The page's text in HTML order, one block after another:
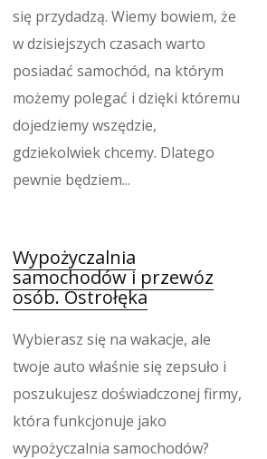
się przydadzą. Wiemy bowiem, że
w dzisiejszych czasach warto
posiadać samochód, na którym
możemy polegać i dzięki któremu
dojedziemy wszędzie,
gdziekolwiek chcemy. Dlatego
pewnie będziem...
Wypożyczalnia
samochodów i przewóz
osób. Ostrołęka
Wybierasz się na wakacje, ale
twoje auto właśnie się zepsuło i
poszukujesz doświadczonej firmy,
która funkcjonuje jako
wypożyczalnia samochodów?